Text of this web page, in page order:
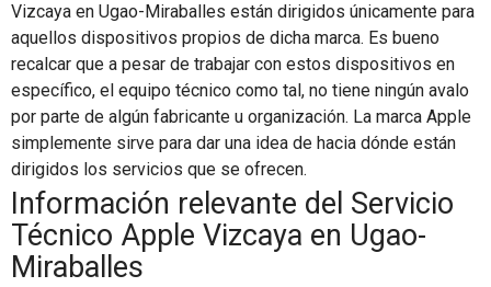
Vizcaya en Ugao-Miraballes están dirigidos únicamente para
aquellos dispositivos propios de dicha marca. Es bueno
recalcar que a pesar de trabajar con estos dispositivos en
específico, el equipo técnico como tal, no tiene ningún avalo
por parte de algún fabricante u organización. La marca Apple
simplemente sirve para dar una idea de hacia dónde están
dirigidos los servicios que se ofrecen.
Información relevante del Servicio
Técnico Apple Vizcaya en Ugao-
Miraballes